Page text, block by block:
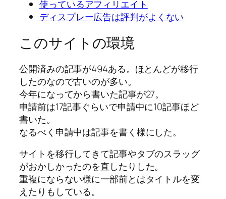
使っているアフィリエイト
ディスプレー広告は評判がよくない
このサイトの環境
公開済みの記事が494ある。ほとんどが移行
したのなので古いのが多い。
今年になってから書いた記事が27。
申請前は17記事ぐらいで申請中に10記事ほど
書いた。
なるべく申請中は記事を書く様にした。
サイトを移行してきて記事やタブのスラッグ
がおかしかったのを直したりした。
重複にならない様に一部前とはタイトルを変
えたりもしている。